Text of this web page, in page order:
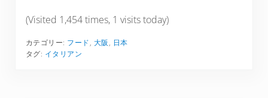
e
o
n
e
o
n
e
(Visited 1,454 times, 1 visits today)
カテゴリー: フード, 大阪, 日本
タグ: イタリアン